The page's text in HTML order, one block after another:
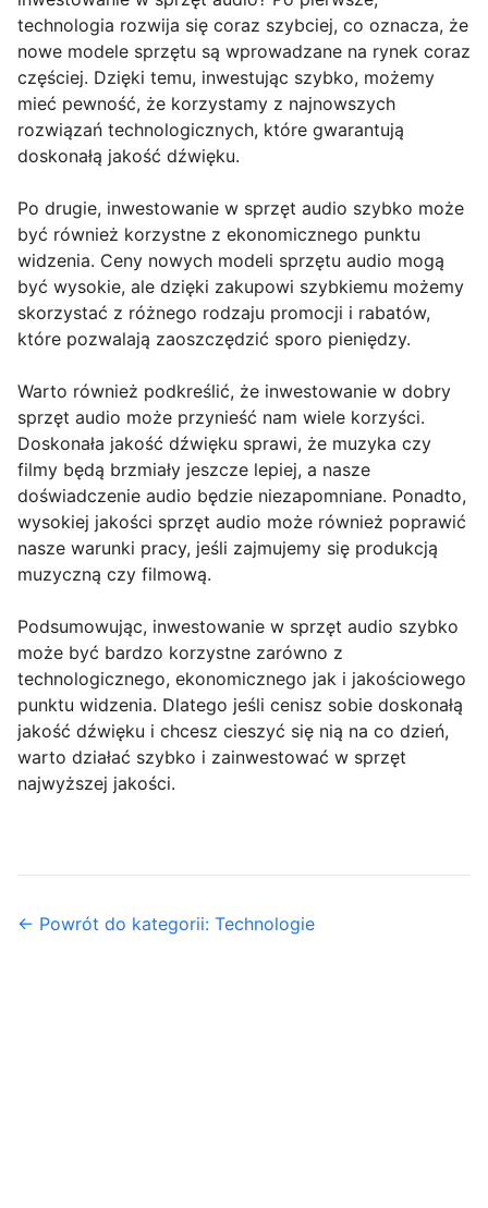
technologia rozwija się coraz szybciej, co oznacza, że
nowe modele sprzętu są wprowadzane na rynek coraz
częściej. Dzięki temu, inwestując szybko, możemy
mieć pewność, że korzystamy z najnowszych
rozwiązań technologicznych, które gwarantują
doskonałą jakość dźwięku.
Po drugie, inwestowanie w sprzęt audio szybko może
być również korzystne z ekonomicznego punktu
widzenia. Ceny nowych modeli sprzętu audio mogą
być wysokie, ale dzięki zakupowi szybkiemu możemy
skorzystać z różnego rodzaju promocji i rabatów,
które pozwalają zaoszczędzić sporo pieniędzy.
Warto również podkreślić, że inwestowanie w dobry
sprzęt audio może przynieść nam wiele korzyści.
Doskonała jakość dźwięku sprawi, że muzyka czy
filmy będą brzmiały jeszcze lepiej, a nasze
doświadczenie audio będzie niezapomniane. Ponadto,
wysokiej jakości sprzęt audio może również poprawić
nasze warunki pracy, jeśli zajmujemy się produkcją
muzyczną czy filmową.
Podsumowując, inwestowanie w sprzęt audio szybko
może być bardzo korzystne zarówno z
technologicznego, ekonomicznego jak i jakościowego
punktu widzenia. Dlatego jeśli cenisz sobie doskonałą
jakość dźwięku i chcesz cieszyć się nią na co dzień,
warto działać szybko i zainwestować w sprzęt
najwyższej jakości.
← Powrót do kategorii: Technologie